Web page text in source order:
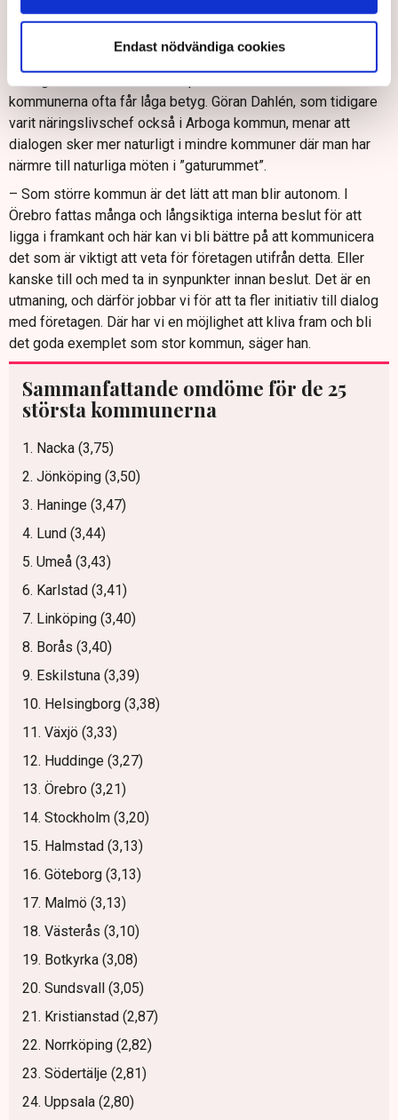
Endast nödvändiga cookies
John Johansson (S).
”Vi har fått kritik genom åren”
kommunerna ofta får låga betyg. Göran Dahlén, som tidigare
varit näringslivschef också i Arboga kommun, menar att
dialogen sker mer naturligt i mindre kommuner där man har
närmre till naturliga möten i ”gaturummet”.
– Som större kommun är det lätt att man blir autonom. I
Örebro fattas många och långsiktiga interna beslut för att
ligga i framkant och här kan vi bli bättre på att kommunicera
det som är viktigt att veta för företagen utifrån detta. Eller
kanske till och med ta in synpunkter innan beslut. Det är en
utmaning, och därför jobbar vi för att ta fler initiativ till dialog
med företagen. Där har vi en möjlighet att kliva fram och bli
det goda exemplet som stor kommun, säger han.
Sammanfattande omdöme för de 25
största kommunerna
1. Nacka (3,75)
2. Jönköping (3,50)
3. Haninge (3,47)
4. Lund (3,44)
5. Umeå (3,43)
6. Karlstad (3,41)
7. Linköping (3,40)
8. Borås (3,40)
9. Eskilstuna (3,39)
10. Helsingborg (3,38)
11. Växjö (3,33)
12. Huddinge (3,27)
13. Örebro (3,21)
14. Stockholm (3,20)
15. Halmstad (3,13)
16. Göteborg (3,13)
17. Malmö (3,13)
18. Västerås (3,10)
19. Botkyrka (3,08)
20. Sundsvall (3,05)
21. Kristianstad (2,87)
22. Norrköping (2,82)
23. Södertälje (2,81)
24. Uppsala (2,80)